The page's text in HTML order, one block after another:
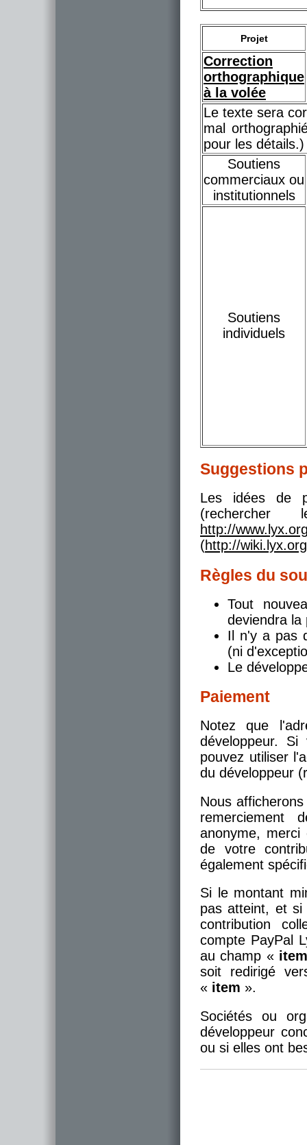
Projet
Correction
orthographique
à la volée
Le texte sera
mal
pour les détails.)
Soutiens
commerciaux ou
institutionnels
Soutiens
individuels
Suggestions
Les idées de
http://
(http://
Règles du
Tout
deviendra la
Il n'y a pas
(ni
Le
Paiement
Notez que
développeur.
pouvez utiliser
du développeur
Nous
remerciement
anonyme,
de votre
également
Si le montant
pas atteint, et si
contribution
compte PayPal
au champ «
soit redirigé
« item ».
Sociétés ou
développeur
ou si elles ont